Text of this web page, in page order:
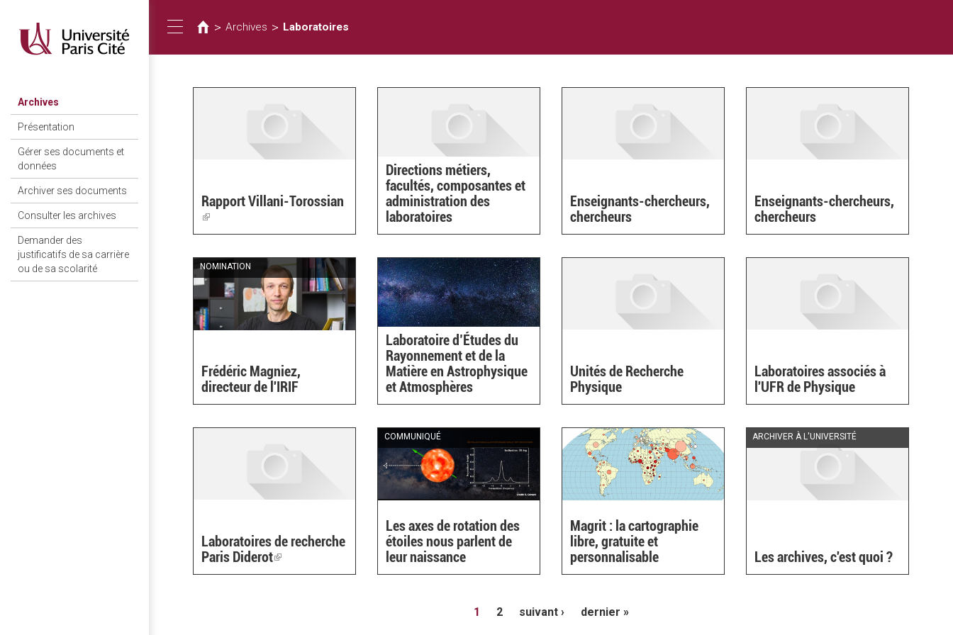
contenu
principal
Archives
Présentation
Gérer ses documents et
données
Archiver ses documents
Consulter les archives
Demander des
justificatifs de sa carrière
ou de sa scolarité
Toggle
navigation
êtes
ici
> Archives > Laboratoires
Rapport Villani-Torossian
(link
is
Directions métiers,
facultés, composantes et
administration des
laboratoires
Enseignants-chercheurs,
chercheurs
Enseignants-chercheurs,
chercheurs
NOMINATION
Frédéric Magniez,
directeur de l'IRIF
Laboratoire d’Études du
Rayonnement et de la
Matière en Astrophysique
et Atmosphères
Unités de Recherche
Physique
Laboratoires associés à
l'UFR de Physique
Laboratoires de recherche
Paris Diderot(link
is
COMMUNIQUÉ
Les axes de rotation des
étoiles nous parlent de
leur naissance
Magrit : la cartographie
libre, gratuite et
personnalisable
ARCHIVER À L'UNIVERSITÉ
Les archives, c'est quoi ?
1 2 suivant › dernier »